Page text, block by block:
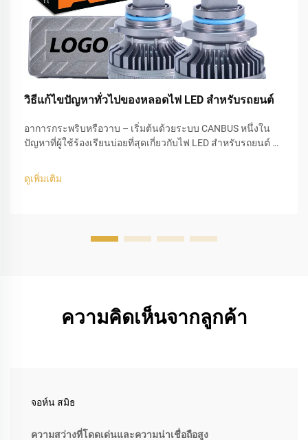
วิธีแก้ไขปัญหาทั่วไปของหลอดไฟ LED สำหรับรถยนต์
อาการกระพริบหรือวาบ – เริ่มต้นด้วยระบบ CANBUS หนึ่งใน
ปัญหาที่ผู้ใช้ร้องเรียนบ่อยที่สุดเกี่ยวกับไฟ LED สำหรับรถยนต์ คือ
ดั้งเดิมเป็นหลอด LED สาเหตุหลักมักเกิดจากการไม่เข้ากันของ...
ดูเพิ่มเติม
ความคิดเห็นจากลูกค้า
จอห์น สมิธ
ความสว่างที่โดดเด่นและความน่าเชื่อถือสูง